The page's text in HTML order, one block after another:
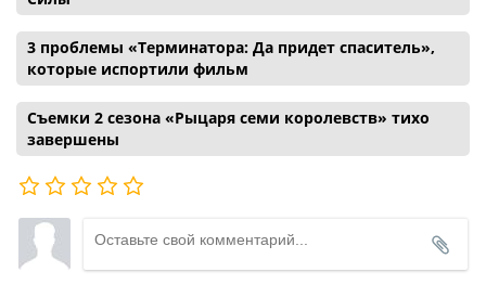
3 проблемы «Терминатора: Да придет спаситель»,
которые испортили фильм
Съемки 2 сезона «Рыцаря семи королевств» тихо
завершены